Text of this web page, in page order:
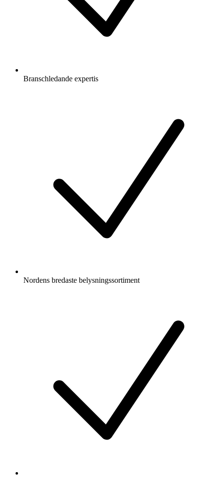
Branschledande expertis
Nordens bredaste belysningssortiment